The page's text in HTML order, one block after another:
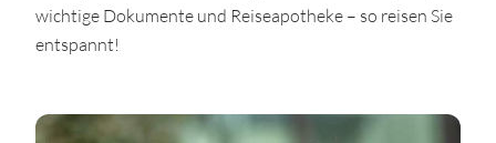
wichtige Dokumente und Reiseapotheke – so reisen Sie
entspannt!